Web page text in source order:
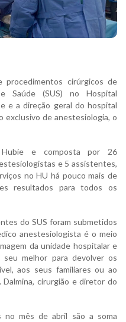
procedimentos cirúrgicos de
Saúde (SUS) no Hospital
e a direção geral do hospital
exclusivo de anestesiologia, o
e composta por 26
e 5 assistentes,
no HU há pouco mais de
resultados para todos os
do SUS foram submetidos
anestesiologista é o meio
da unidade hospitalar e
melhor para devolver os
aos seus familiares ou ao
Dalmina, cirurgião e diretor do
no mês de abril são a soma